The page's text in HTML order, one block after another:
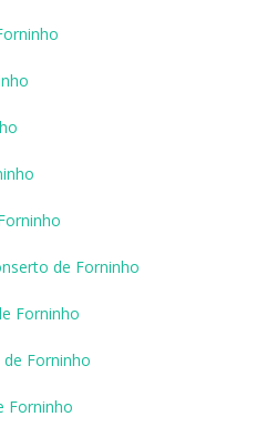
de Forninho
Forninho
Forninho
Forninho